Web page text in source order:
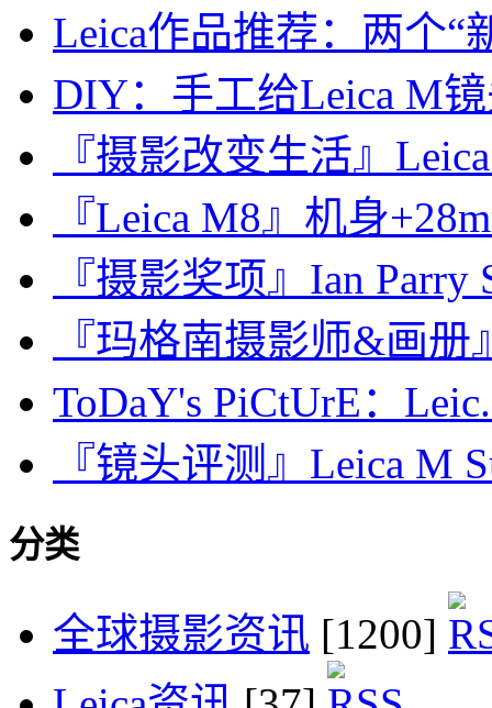
Leica作品推荐：两个“
DIY：手工给Leica M
『摄影改变生活』
『Leica M8』机身
『摄影奖项』Ian Parry
『玛格南摄影师&画册
ToDaY's PiCtUrE：
『镜头评测』Leica M
分类
全球摄影资讯 [1200]